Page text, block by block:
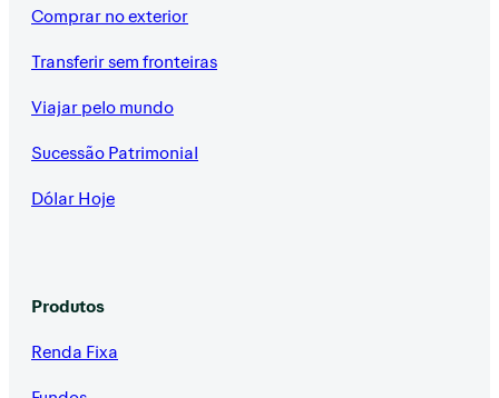
Comprar no exterior
Transferir sem fronteiras
Viajar pelo mundo
Sucessão Patrimonial
Dólar Hoje
Produtos
Renda Fixa